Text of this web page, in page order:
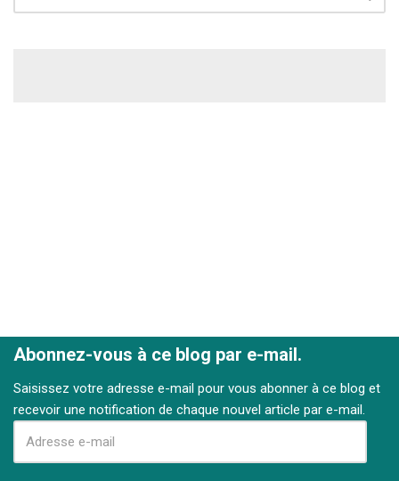
Abonnez-vous à ce blog par e-mail.
Saisissez votre adresse e-mail pour vous abonner à ce blog et
recevoir une notification de chaque nouvel article par e-mail.